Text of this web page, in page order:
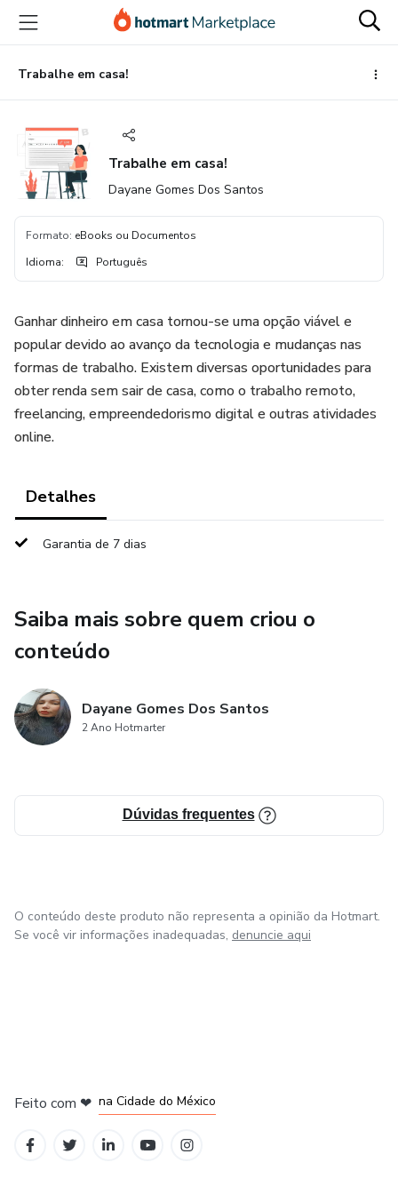
para
conteúdo
principal
para
pagamento
para
rodapé
Trabalhe em casa!
Trabalhe em casa!
Dayane Gomes Dos Santos
Formato: eBooks ou Documentos
Idioma: Português
Ganhar dinheiro em casa tornou-se uma opção viável e
popular devido ao avanço da tecnologia e mudanças nas
formas de trabalho. Existem diversas oportunidades para
obter renda sem sair de casa, como o trabalho remoto,
freelancing, empreendedorismo digital e outras atividades
online.
Detalhes
Garantia de 7 dias
Saiba mais sobre quem criou o
conteúdo
Dayane Gomes Dos Santos
2 Ano Hotmarter
Dúvidas frequentes
O conteúdo deste produto não representa a opinião da Hotmart.
Se você vir informações inadequadas, denuncie aqui
Feito com ❤ na Cidade do México